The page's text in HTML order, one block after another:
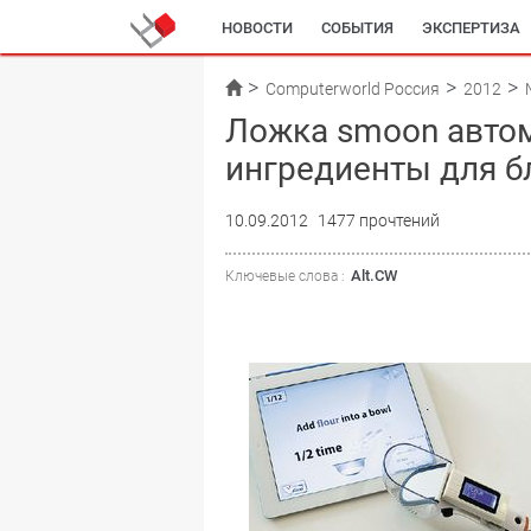
НОВОСТИ СОБЫТИЯ ЭКСПЕРТИЗА
Computerworld Россия 2012
Ложка smoon
ингредиенты для
10.09.2012 1477 прочтений
Ключевые слова : Alt.CW